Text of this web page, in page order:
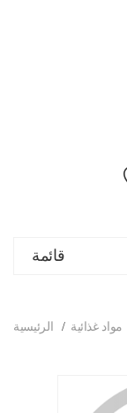
قائمة
الرئيسية مواد غذائية